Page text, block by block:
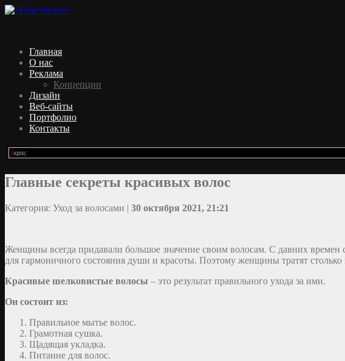
Главная
О нас
Реклама
Концепции
Дизайн
Веб-сайты
Портфолио
Контакты
Главные секреты красивых волос
Категория: Уход за волосами | 30 октября 2021, 21:21
Женщины всегда придавали большое значение своим волосам. С давних
для гармоничного состояния души и красоты. Поэтому женщины тратят
Красивые шелковистые волосы – это результат правильного ухода за ими.
Он состоит из:
Правильное мытье волос.
Грамотная сушка.
Щадящая укладка.
Питание для волос.